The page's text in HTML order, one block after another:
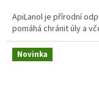
ApiLanol je přírodní
pomáhá chránit úly a
Novinka